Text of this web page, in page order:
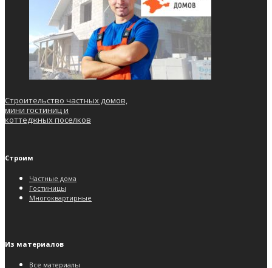
Строительство частных домов,
мини гостиниц и
коттеджных поселков
Строим
Частные дома
Гостиницы
Многоквартирные
Из материалов
Все материалы